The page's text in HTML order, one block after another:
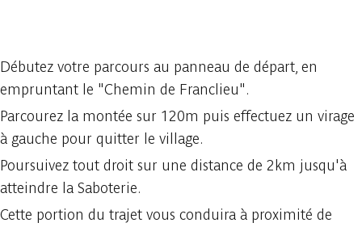
Débutez votre parcours au panneau de départ, en
empruntant le "Chemin de Franclieu".
Parcourez la montée sur 120m puis effectuez un virage
à gauche pour quitter le village.
Poursuivez tout droit sur une distance de 2km jusqu'à
atteindre la Saboterie.
Cette portion du trajet vous conduira à proximité de